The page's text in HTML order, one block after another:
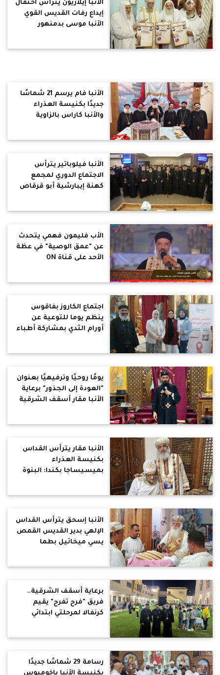
الأنبا إيلاريون يترأس احتفال
إيداع رفات القديس القوي
الأنبا موسى بدمنهور
الأنبا فام يرسم 21 شماسًا
جديدًا بكنيسة العذراء
والأنبا كاراس بالزاوية
الأنبا فيلوباتير يترأس
الاجتماع الدوري لمجمع
كهنة إيبارشية أبو قرقاص
الأب فليمون فهمي يتحدث
عن "عمق الوصية" في عظة
الأحد على قناة ON
اجتماع الكاروز بفاقوس
ينظم يوما للتوعية عن
أورام الثدي بمشاركة أطباء
يومًا روحيًا وترفيهيًا بعنوان
"العودة إلى الجذور" برعاية
الأنبا مقار أسقف الشرقية
الأنبا مقار يترأس القداس
بكنيسة العذراء
بميسيساجا بكندا: البنوة
الأنبا إسحق يترأس القداس
الإلهي بدير القديس القمص
يسي ميخائيل بطما
برعاية أسقف الشرقية..
فريق "فرح تفرح" يقيم
كرنفالا لمرحلتي ابتدائي
رسامة 29 شماسًا جديدًا
بكنيسة الأنبا باخوميوس